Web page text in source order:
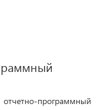
программный